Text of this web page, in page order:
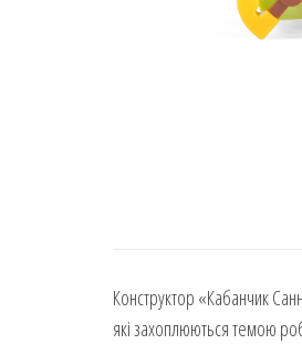
Конструктор «Кабанчик
які захоплюються темою